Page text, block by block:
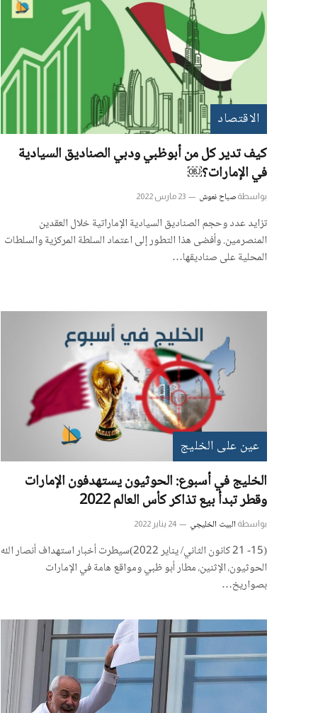
الاقتصاد
كيف تدير كل من أبوظبي ودبي الصناديق السيادية
في الإمارات؟￼
بواسطة ​صباح نعوش 23 مارس 2022
تزايد عدد وحجم الصناديق السيادية الإماراتية خلال العقدين
المنصرمين. وأفضى هذا التطور إلى اعتماد السلطة المركزية والسلطات
المحلية على صناديقها…
عين على الخليج
الخليج في أسبوع: الحوثيون يستهدفون الإمارات
وقطر تبدأ بيع تذاكر كأس العالم 2022
بواسطة البيت الخليجي 24 يناير 2022
(15- 21 كانون الثاني/ يناير 2022)سيطرت أخبار استهداف أنصار الله
الحوثيون، الإثنين، مطار أبو ظبي ومواقع هامة في الإمارات
بصواريخ…